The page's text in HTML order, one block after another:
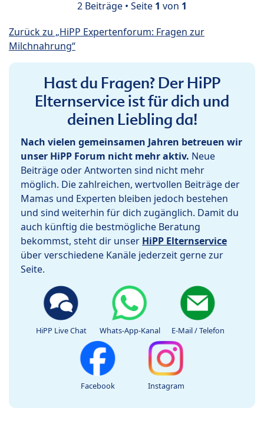
2 Beiträge • Seite 1 von 1
Zurück zu „HiPP Expertenforum: Fragen zur
Milchnahrung“
Hast du Fragen? Der HiPP
Elternservice ist für dich und
deinen Liebling da!
Nach vielen gemeinsamen Jahren betreuen wir
unser HiPP Forum nicht mehr aktiv. Neue
Beiträge oder Antworten sind nicht mehr
möglich. Die zahlreichen, wertvollen Beiträge der
Mamas und Experten bleiben jedoch bestehen
und sind weiterhin für dich zugänglich. Damit du
auch künftig die bestmögliche Beratung
bekommst, steht dir unser HiPP Elternservice
über verschiedene Kanäle jederzeit gerne zur
Seite.
HiPP Live Chat Whats-App-Kanal E-Mail / Telefon
Facebook Instagram